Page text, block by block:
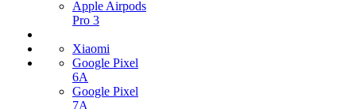
Apple Airpods
Pro 3
Xiaomi
Google Pixel
6A
Google Pixel
7А